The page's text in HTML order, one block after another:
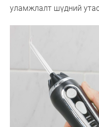
уламжлалт шүдний